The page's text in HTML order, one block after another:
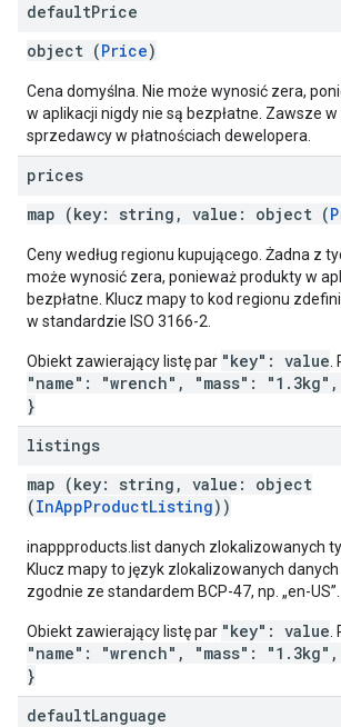
defaultPrice
object (Price)
Cena domyślna. Nie może wynosić zera,
w aplikacji nigdy nie są bezpłatne. Zawsze
sprzedawcy w płatnościach dewelopera.
prices
map (key: string, value: object (
Ceny według regionu kupującego. Żadna z
może wynosić zera, ponieważ produkty w
bezpłatne. Klucz mapy to kod regionu
w standardzie ISO 3166-2.
Obiekt zawierający listę par "key": value
"name": "wrench", "mass":
}
listings
map (key: string, value: object
(InAppProductListing))
inappproducts.list danych zlokalizowanych
Klucz mapy to język zlokalizowanych
zgodnie ze standardem BCP-47, np. „en-US”.
Obiekt zawierający listę par "key": value
"name": "wrench", "mass":
}
defaultLanguage